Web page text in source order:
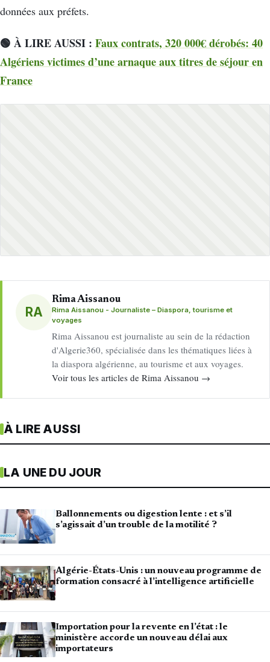
données aux préfets.
🟢 À LIRE AUSSI : Faux contrats, 320 000€ dérobés: 40
Algériens victimes d’une arnaque aux titres de séjour en
France
RA
Rima Aissanou
Rima Aissanou - Journaliste – Diaspora, tourisme et
voyages
Rima Aissanou est journaliste au sein de la rédaction
d'Algerie360, spécialisée dans les thématiques liées à
la diaspora algérienne, au tourisme et aux voyages.
Voir tous les articles de Rima Aissanou →
À LIRE AUSSI
LA UNE DU JOUR
Ballonnements ou digestion lente : et s’il
s’agissait d’un trouble de la motilité ?
Algérie-États-Unis : un nouveau programme de
formation consacré à l’intelligence artificielle
Importation pour la revente en l’état : le
ministère accorde un nouveau délai aux
importateurs